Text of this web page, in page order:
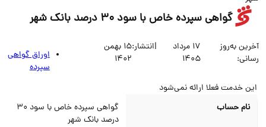
گواهی سپرده خاص با سود 30 درصد بانک شهر
به‌روز
17 مرداد
1405
انتشار:
15 بهمن
1402
اوراق گواهی
سپرده
خدمت فعلا ارائه نمی‌شود
نام حساب
گواهی سپرده خاص با سود 30
درصد بانک شهر